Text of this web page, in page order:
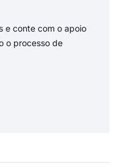
e conte com o apoio
o processo de